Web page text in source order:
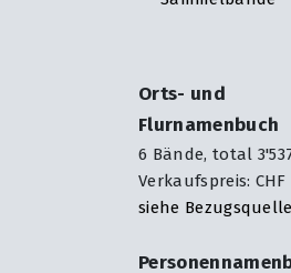
Orts- und
Flurnamenbuch
6 Bände, total
Verkaufspreis: CHF
siehe